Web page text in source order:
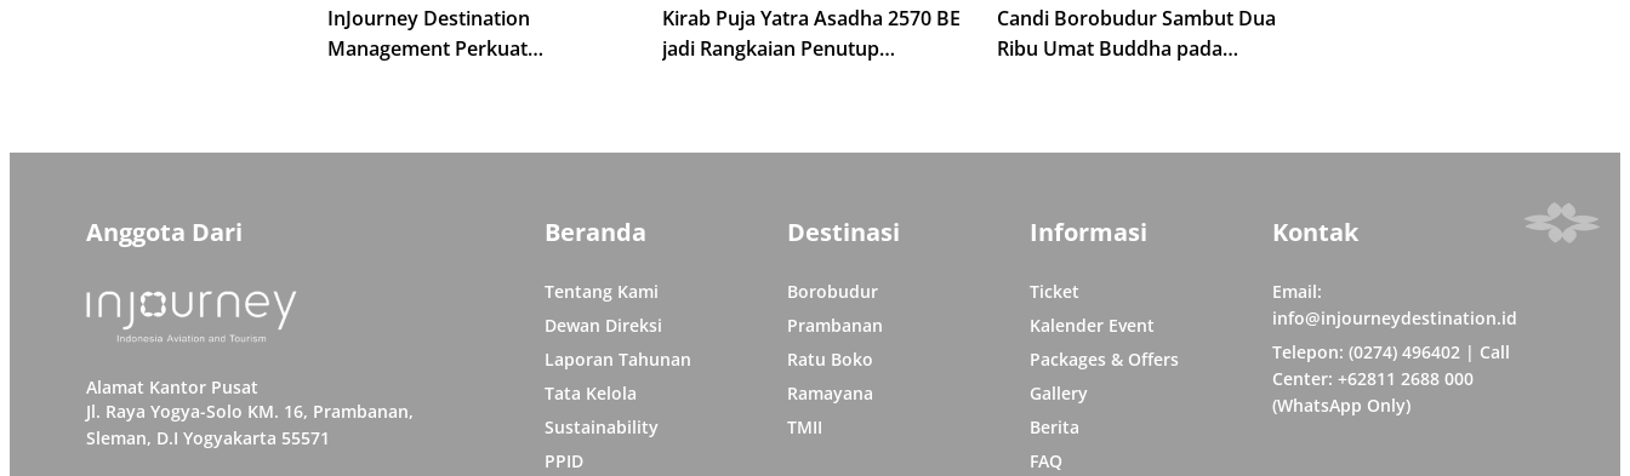
InJourney Destination
Management Perkuat
Kirab Puja Yatra Asadha 2570 BE
jadi Rangkaian Penutup
Candi Borobudur Sambut Dua
Ribu Umat Buddha pada
Anggota Dari
Alamat Kantor Pusat
Jl. Raya Yogya-Solo KM. 16, Prambanan,
Sleman, D.I Yogyakarta 55571
Beranda
Tentang Kami
Dewan Direksi
Laporan Tahunan
Tata Kelola
Sustainability
PPID
Destinasi
Borobudur
Prambanan
Ratu Boko
Ramayana
TMII
Informasi
Ticket
Kalender Event
Packages & Offers
Gallery
Berita
FAQ
Kontak
Email:
info@injourneydestination.id
Telepon: (0274) 496402 | Call
Center: +62811 2688 000
(WhatsApp Only)